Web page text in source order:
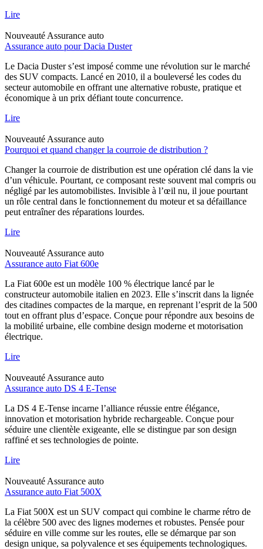
Lire
Nouveauté Assurance auto
Assurance auto pour Dacia Duster
Le Dacia Duster s’est imposé comme une révolution sur le marché
des SUV compacts. Lancé en 2010, il a bouleversé les codes du
secteur automobile en offrant une alternative robuste, pratique et
économique à un prix défiant toute concurrence.
Lire
Nouveauté Assurance auto
Pourquoi et quand changer la courroie de distribution ?
Changer la courroie de distribution est une opération clé dans la vie
d’un véhicule. Pourtant, ce composant reste souvent mal compris ou
négligé par les automobilistes. Invisible à l’œil nu, il joue pourtant
un rôle central dans le fonctionnement du moteur et sa défaillance
peut entraîner des réparations lourdes.
Lire
Nouveauté Assurance auto
Assurance auto Fiat 600e
La Fiat 600e est un modèle 100 % électrique lancé par le
constructeur automobile italien en 2023. Elle s’inscrit dans la lignée
des citadines compactes de la marque, en reprenant l’esprit de la 500
tout en offrant plus d’espace. Conçue pour répondre aux besoins de
la mobilité urbaine, elle combine design moderne et motorisation
électrique.
Lire
Nouveauté Assurance auto
Assurance auto DS 4 E-Tense
La DS 4 E-Tense incarne l’alliance réussie entre élégance,
innovation et motorisation hybride rechargeable. Conçue pour
séduire une clientèle exigeante, elle se distingue par son design
raffiné et ses technologies de pointe.
Lire
Nouveauté Assurance auto
Assurance auto Fiat 500X
La Fiat 500X est un SUV compact qui combine le charme rétro de
la célèbre 500 avec des lignes modernes et robustes. Pensée pour
séduire en ville comme sur les routes, elle se démarque par son
design unique, sa polyvalence et ses équipements technologiques.